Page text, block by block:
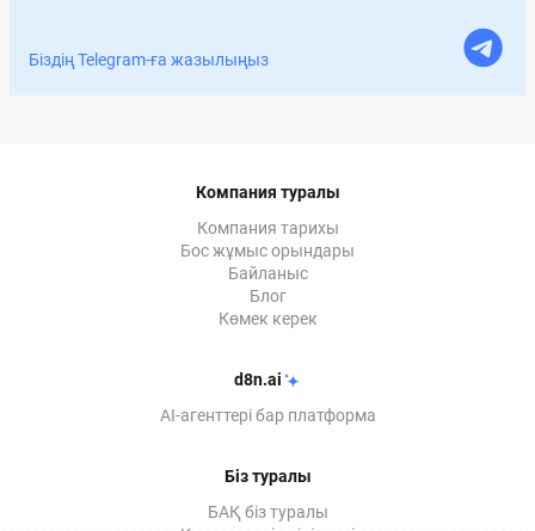
рәсімдей аламыз. Мақалада ЭЦҚ-ның құжаттарға
Біздің Telegram-ға жазылыңыз
Компания туралы
Компания тарихы
Бос жұмыс орындары
Байланыс
Блог
Көмек керек
d8n.ai
AI-агенттері бар платформа
Біз туралы
БАҚ біз туралы